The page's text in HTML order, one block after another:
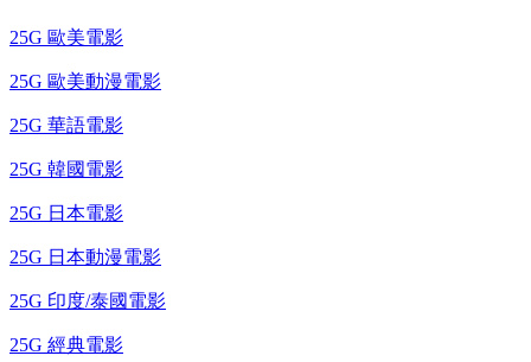
25G 歐美電影
25G 歐美動漫電影
25G 華語電影
25G 韓國電影
25G 日本電影
25G 日本動漫電影
25G 印度/泰國電影
25G 經典電影